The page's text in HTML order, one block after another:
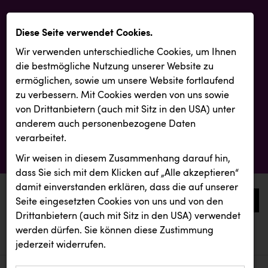
0
aktuelle aussendungen
aktuelle aussendungen
Diese Seite verwendet Cookies.
Wir verwenden unterschiedliche Cookies, um Ihnen
die best­mögliche Nutzung unserer Website zu
ermöglichen, sowie um unsere Website fortlaufend
zu verbessern. Mit Cookies werden von uns sowie
von Drittanbietern (auch mit Sitz in den USA) unter
anderem auch personenbezogene Daten
verarbeitet.
Wir weisen in diesem Zusammenhang darauf hin,
dass Sie sich mit dem Klicken auf „Alle akzeptieren“
damit ein­ver­standen erklären, dass die auf unserer
Seite eingesetzten Cookies von uns und von den
Drittanbietern (auch mit Sitz in den USA) verwendet
werden dürfen. Sie können diese Zustimmung
jederzeit widerrufen.